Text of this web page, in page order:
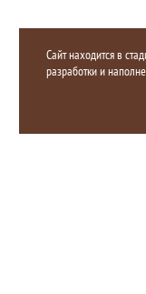
Сайт находится в
разработки и